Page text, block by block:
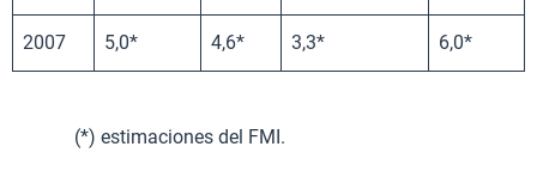
2007 5,0* 4,6* 3,3* 6,0*
(*) estimaciones del FMI.